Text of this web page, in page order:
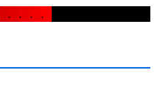
. . . .